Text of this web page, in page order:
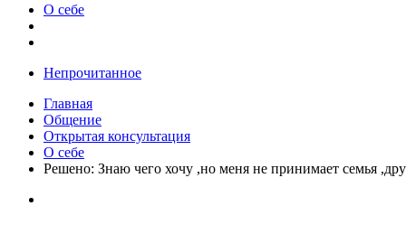
О себе
Непрочитанное
Главная
Общение
Открытая консультация
О себе
Решено: Знаю чего хочу ,но меня не принимает семья